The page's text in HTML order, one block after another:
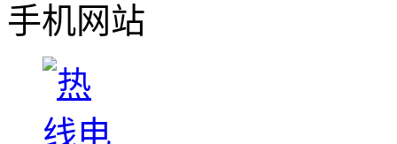
手机网站